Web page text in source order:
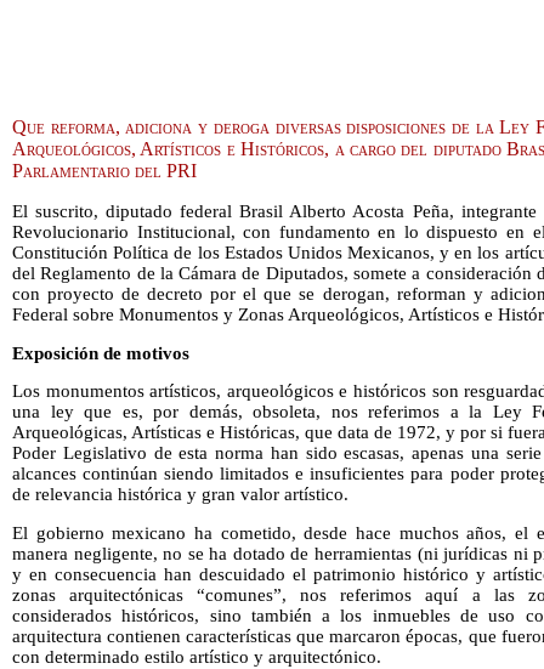
Que reforma, adiciona y deroga diversas disposiciones de la Ley
Arqueológicos, Artísticos e Históricos, a cargo del diputado
Parlamentario del PRI
El suscrito, diputado federal Brasil Alberto Acosta Peña,
Revolucionario Institucional, con fundamento en lo dispuesto
Constitución Política de los Estados Unidos Mexicanos, y en los
del Reglamento de la Cámara de Diputados, somete a consideración
con proyecto de decreto por el que se derogan, reforman y
Federal sobre Monumentos y Zonas Arqueológicos, Artísticos e
Exposición de motivos
Los monumentos artísticos, arqueológicos e históricos son
una ley que es, por demás, obsoleta, nos referimos a la Ley
Arqueológicas, Artísticas e Históricas, que data de 1972, y por si
Poder Legislativo de esta norma han sido escasas, apenas una
alcances continúan siendo limitados e insuficientes para poder
de relevancia histórica y gran valor artístico.
El gobierno mexicano ha cometido, desde hace muchos años, el
manera negligente, no se ha dotado de herramientas (ni jurídicas ni
y en consecuencia han descuidado el patrimonio histórico y
zonas arquitectónicas “comunes”, nos referimos aquí a las
considerados históricos, sino también a los inmuebles de uso
arquitectura contienen características que marcaron épocas, que
con determinado estilo artístico y arquitectónico.